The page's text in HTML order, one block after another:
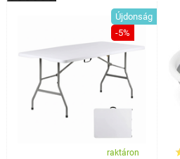
Újdonság
-5%
raktáron